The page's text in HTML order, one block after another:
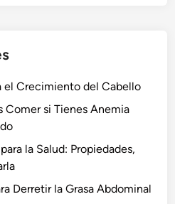
el Crecimiento del Cabello
Comer si Tienes Anemia
la Salud: Propiedades,
Derretir la Grasa Abdominal